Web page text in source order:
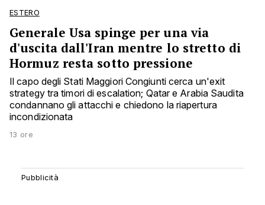
ESTERO
Generale Usa spinge per una via
d'uscita dall'Iran mentre lo stretto di
Hormuz resta sotto pressione
Il capo degli Stati Maggiori Congiunti cerca un'exit
strategy tra timori di escalation; Qatar e Arabia Saudita
condannano gli attacchi e chiedono la riapertura
incondizionata
13 ore